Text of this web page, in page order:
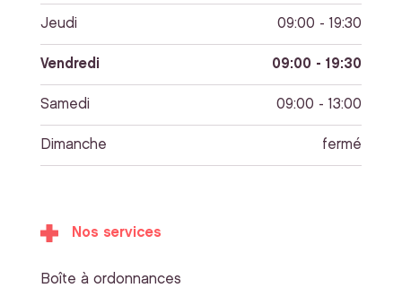
Jeudi 09:00 - 19:30
Vendredi 09:00 - 19:30
Samedi 09:00 - 13:00
Dimanche fermé
Nos services
Boîte à ordonnances